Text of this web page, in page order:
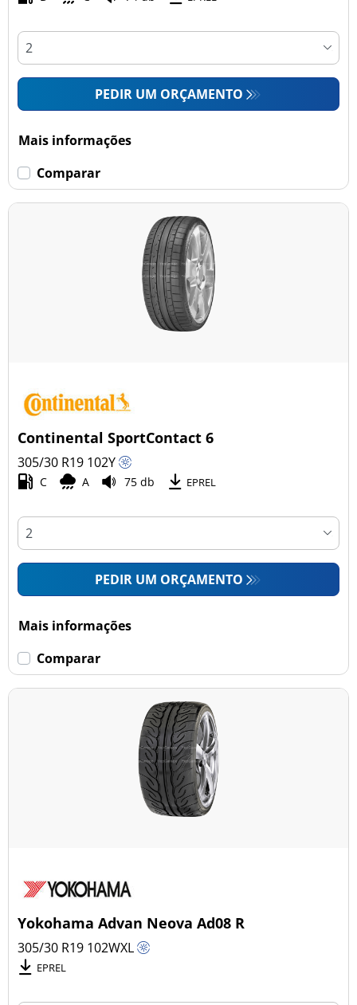
PEDIR UM ORÇAMENTO
Mais informações
Comparar
Continental SportContact 6
305/30 R19 102Y
C A 75 db EPREL
PEDIR UM ORÇAMENTO
Mais informações
Comparar
Yokohama Advan Neova Ad08 R
305/30 R19 102WXL
EPREL